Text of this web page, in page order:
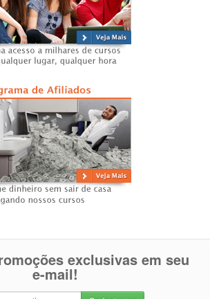
exclusivas em seu
e-mail!